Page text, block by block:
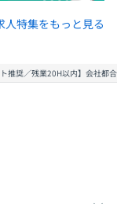
何ができ、何が重
いう目的を持
強会や交流会、
人特集をもっと見る
推奨／残業20H以内】会社都